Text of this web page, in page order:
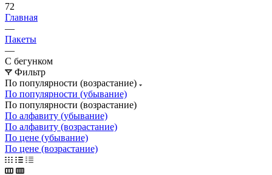
72
Главная
—
Пакеты
—
С бегунком
Фильтр
По популярности (возрастание)
По популярности (убывание)
По популярности (возрастание)
По алфавиту (убывание)
По алфавиту (возрастание)
По цене (убывание)
По цене (возрастание)